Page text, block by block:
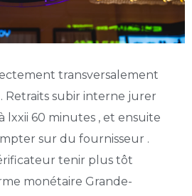
transversalement
subir interne jurer
lxxii 60 minutes , et ensuite
sur du fournisseur .
tenir plus tôt
monétaire Grande-